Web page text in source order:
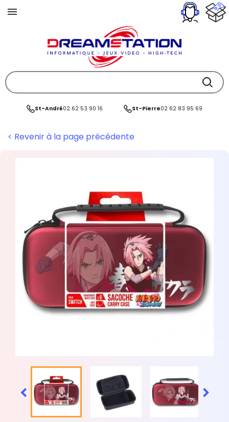
St-André02 62 53 90 16 St-Pierre02 62 83 95 69
< Revenir à la page précédente
 